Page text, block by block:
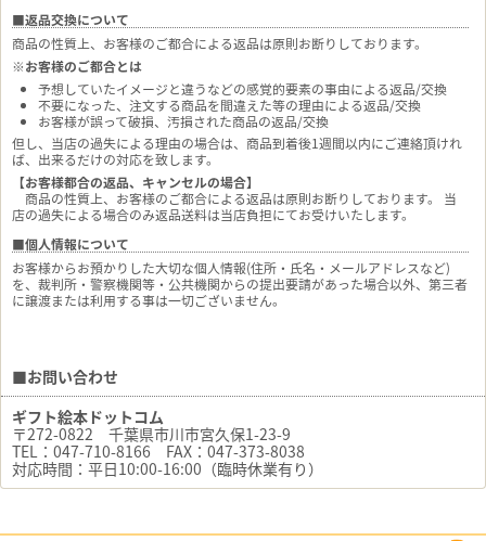
■返品交換について
商品の性質上、お客様のご都合による返品は原則お断りしております。
※お客様のご都合とは
予想していたイメージと違うなどの感覚的要素の事由による返品/交換
不要になった、注文する商品を間違えた等の理由による返品/交換
お客様が誤って破損、汚損された商品の返品/交換
但し、当店の過失による理由の場合は、商品到着後1週間以内にご連絡頂けれ
ば、出来るだけの対応を致します。
【お客様都合の返品、キャンセルの場合】
商品の性質上、お客様のご都合による返品は原則お断りしております。 当
店の過失による場合のみ返品送料は当店負担にてお受けいたします。
■個人情報について
お客様からお預かりした大切な個人情報(住所・氏名・メールアドレスなど)
を、裁判所・警察機関等・公共機関からの提出要請があった場合以外、第三者
に譲渡または利用する事は一切ございません。
■お問い合わせ
ギフト絵本ドットコム
〒272-0822 千葉県市川市宮久保1-23-9
TEL：047-710-8166 FAX：047-373-8038
対応時間：平日10:00-16:00（臨時休業有り）